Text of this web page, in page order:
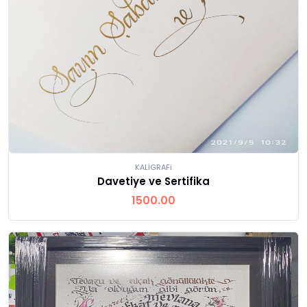
Ürünü İncele
KALİGRAFi
Davetiye ve Sertifika
1500.00